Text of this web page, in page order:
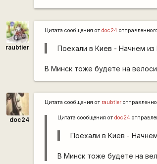
raubtier
Цитата сообщения отdoc24
Поехали в Киев - Начнем из
В Минск тоже будете на
doc24
Цитата сообщения от raubtier
Цитата сообщения отdoc24
Поехали в Киев -
В Минск тоже будете на